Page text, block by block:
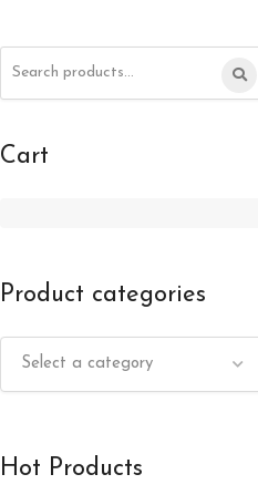
Cart
Product categories
Select a category
Hot Products